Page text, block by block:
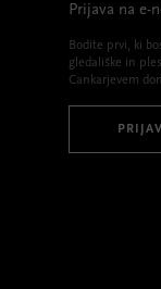
Prijava na e-
Bodite prvi, ki
gledališke in
Cankarjevem